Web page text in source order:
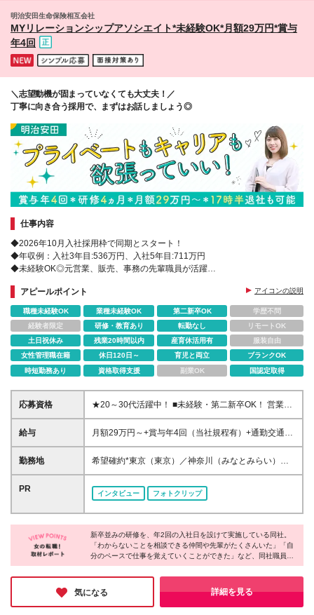
円支給※当社登録後に当該資格をはじめて取得した者
が対象 ＼*･ その他 ･*／ *雇用形態は正職員となりま
定める条件有 *各種制度については2026年6月現在の
ものであり、将来変更になる場合があります *試用期
間はありません
明治安田生命保険相互会社
MYリレーションシップアソシエイト*未経験OK*月額29万円*賞与
年4回
＼志望動機が固まっていなくても大丈夫！／
丁寧に向き合う採用で、まずはお話しましょう◎
仕事内容
◆2026年10月入社採用枠で同期とスタート！
◆年収例：入社3年目:536万円、入社5年目:711万円
◆未経験OK◎元営業、販売、事務の先輩職員が活躍
アピールポイント
アイコンの説明
職種未経験OK 業種未経験OK 第二新卒OK
学歴不問
経験者限定
研修・教育あり 転勤なし
リモートOK
土日祝休み
残業20時間以内 産育休活用有
服装自由
女性管理職在籍
休日120日～ 育児と両立
ブランクOK
時短勤務あり
資格取得支援 副業OK 国認定取得
応募資格
★20～30代活躍中！ ■未経験・第二新卒OK！ 営業
職・保険・金融業界の経験がない方も大歓迎です！ ■
大学・大学院または短期大学を卒業した方で2026年
方 ★ひとつでも当てはまる方は大歓迎★ □長期的に正
職員で働ける会社を探している □未経験から専門知識
制度が整っている会社で成長したい □仕事とプライベ
給与
月額29万円～+賞与年4回（当社規程有）+通勤交通費
補助（当社所定の条件有） ※業務遂行に伴う交通費な
どの活動経費は原則会社が支給(当社規程有) ※入社後
算は時間外勤務手当として支給 時間外労働の有無に
る場合は、別途時間外勤務手当を支給 ＼*･ MYリレー
ションシップアソシエイトの給与体系について･*／ 完
全歩合制ではなく、安定的な支給部分があるので、
で、収入面で不安を抱えずに安定して稼げる環境です
♪ ＼*･ FPの資格取得で手当を支給 ･*／ ・FP2級：
勤務地
希望確約*東京（東京）／神奈川（みなとみらい）／
愛知（栄・豊田市）／大阪（肥後橋）／福岡（天神）
※ご希望の勤務地を確約します ※面接は希望勤務地も
しくはその周辺で行ないます ※(変更の範囲)上記を除
く当社関連勤務地
PR
インタビュー フォトクリップ
新卒並みの研修を、年2回の入社日を設けて実施している同社。
「わからないことを相談できる仲間や先輩がたくさんいた」「自
分のペースで仕事を覚えていくことができた」など、同社職員の
方々の声を聞くと、安心して成長している様子が伺えました。
キャリアパスも豊富なうえに、育児や介護と両立する方も多く、
周囲の理解があるのでオフも大切にしながら長く働ける環境だと
実感しました。
気になる 詳細を見る